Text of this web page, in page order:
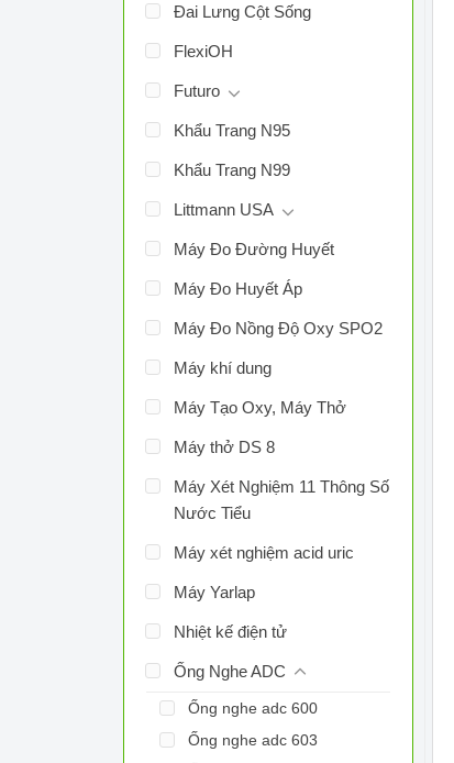
Đai Lưng Cột Sống
FlexiOH
Futuro
Khẩu Trang N95
Khẩu Trang N99
Littmann USA
Máy Đo Đường Huyết
Máy Đo Huyết Áp
Máy Đo Nồng Độ Oxy SPO2
Máy khí dung
Máy Tạo Oxy, Máy Thở
Máy thở DS 8
Máy Xét Nghiệm 11 Thông Số
Nước Tiểu
Máy xét nghiệm acid uric
Máy Yarlap
Nhiệt kế điện tử
Ống Nghe ADC
Ống nghe adc 600
Ống nghe adc 603